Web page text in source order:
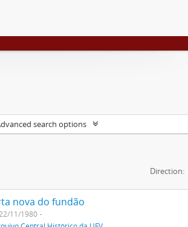
search options
Direction:
nova do fundão
22/11/1980